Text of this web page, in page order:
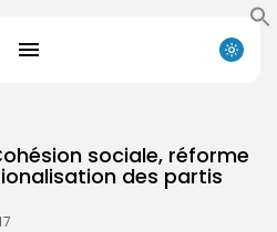
sociale, réforme
des partis